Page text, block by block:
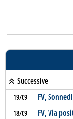
Successive
19/09 FV,
18/09 FV, Via